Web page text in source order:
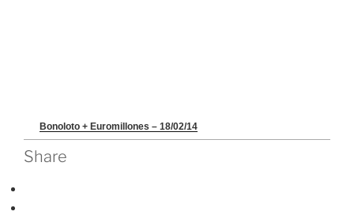
Bonoloto + Euromillones – 18/02/14
Share